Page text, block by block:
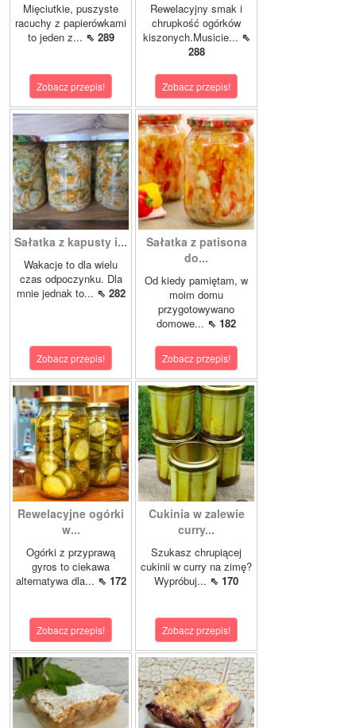
Mięciutkie, puszyste
racuchy z papierówkami
to jeden z... ⇖ 289
Zobacz przepis!
Rewelacyjny smak i
chrupkość ogórków
kiszonych.Musicie... ⇖
288
Zobacz przepis!
Sałatka z kapusty i...
Wakacje to dla wielu
czas odpoczynku. Dla
mnie jednak to... ⇖ 282
Zobacz przepis!
Sałatka z patisona
do...
Od kiedy pamiętam, w
moim domu
przygotowywano
domowe... ⇖ 182
Zobacz przepis!
Rewelacyjne ogórki
w...
Ogórki z przyprawą
gyros to ciekawa
alternatywa dla... ⇖ 172
Zobacz przepis!
Cukinia w zalewie
curry...
Szukasz chrupiącej
cukinii w curry na zimę?
Wypróbuj... ⇖ 170
Zobacz przepis!